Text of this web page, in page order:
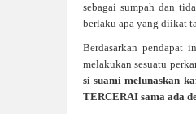
sebagai sumpah dan
berlaku apa yang diikat
Berdasarkan pendapat
melakukan sesuatu
si suami melunaskan
TERCERAI sama ada